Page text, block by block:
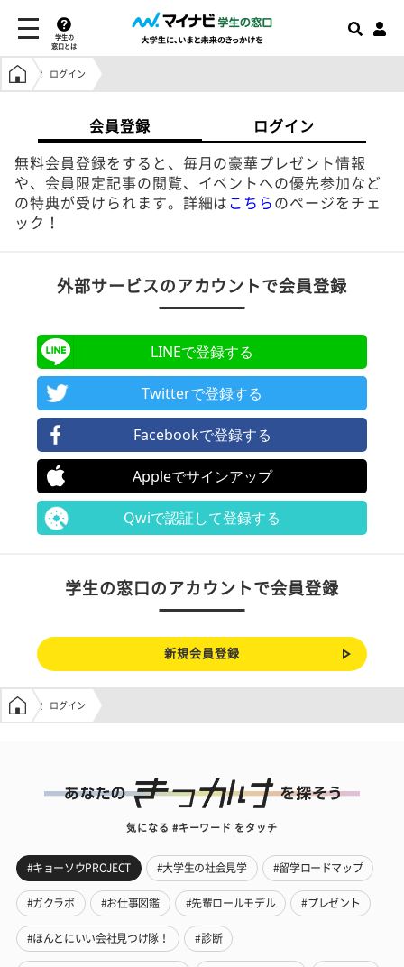
学生の
窓口とは
学生の窓口トップ
ログイン
会員登録 ログイン
無料会員登録をすると、毎月の豪華プレゼント情報
や、会員限定記事の閲覧、イベントへの優先参加など
の特典が受けられます。詳細は こちら のページをチェ
ック！
外部サービスのアカウントで会員登録
LINEで登録する
Twitterで登録する
Facebookで登録する
Appleでサインアップ
Qwiで認証して登録する
学生の窓口のアカウントで会員登録
新規会員登録
学生の窓口トップ
ログイン
気になる #キーワード をタッチ
#キョーソウPROJECT #大学生の社会見学 #留学ロードマップ
#ガクラボ #お仕事図鑑 #先輩ロールモデル #プレゼント
#ほんとにいい会社見つけ隊！ #診断